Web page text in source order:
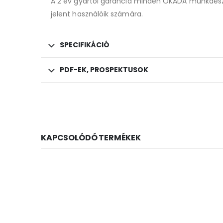
jelent használóik számára.
SPECIFIKÁCIÓ
PDF-EK, PROSPEKTUSOK
KAPCSOLÓDÓ TERMÉKEK